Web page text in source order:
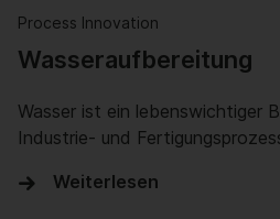
Process Innovation
Wasseraufbereitung
Wasser ist ein lebenswichtiger
Industrie- und
Weiterlesen